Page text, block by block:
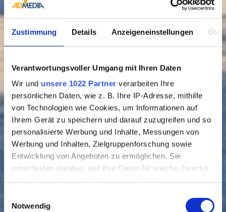
Zustimmung Details Anzeigeneinstellungen
Verantwortungsvoller Umgang mit Ihren Daten
Wir und unsere 1022 Partner verarbeiten Ihre
persönlichen Daten, wie z. B. Ihre IP-Adresse, mithilfe
von Technologien wie Cookies, um Informationen auf
Ihrem Gerät zu speichern und darauf zuzugreifen und so
personalisierte Werbung und Inhalte, Messungen von
Werbung und Inhalten, Zielgruppenforschung sowie
Entwicklung von Angeboten zu ermöglichen. Sie
entscheiden darüber, wer Ihre Daten für welche Zwecke
Trigger Symbol ändern oder widerrufen
Notwendig